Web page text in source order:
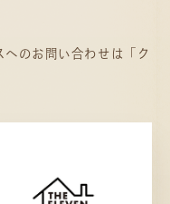
のお問い合わせは「ク